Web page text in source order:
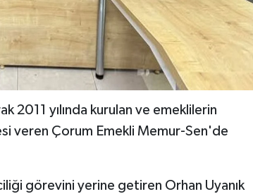
2011 yılında kurulan ve emeklilerin
veren Çorum Emekli Memur-Sen'de
görevini yerine getiren Orhan Uyanık